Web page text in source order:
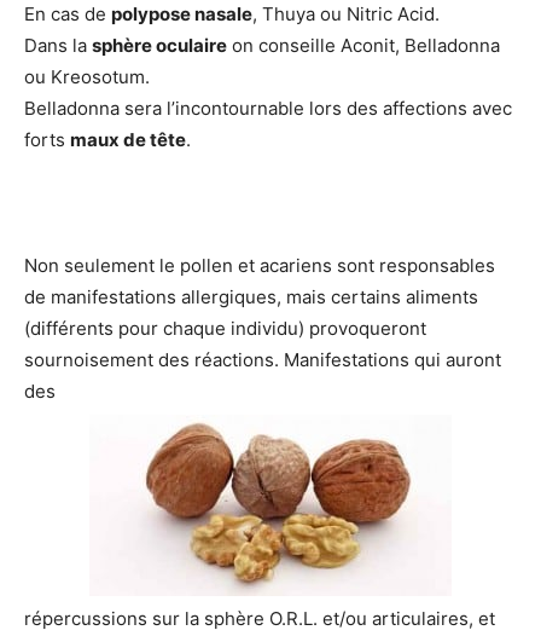
En cas de polypose nasale, Thuya ou Nitric Acid.
Dans la sphère oculaire on conseille Aconit, Belladonna
ou Kreosotum.
Belladonna sera l’incontournable lors des affections avec
forts maux de tête.
Non seulement le pollen et acariens sont responsables
de manifestations allergiques, mais certains aliments
(différents pour chaque individu) provoqueront
sournoisement des réactions. Manifestations qui auront
des
répercussions sur la sphère O.R.L. et/ou articulaires, et